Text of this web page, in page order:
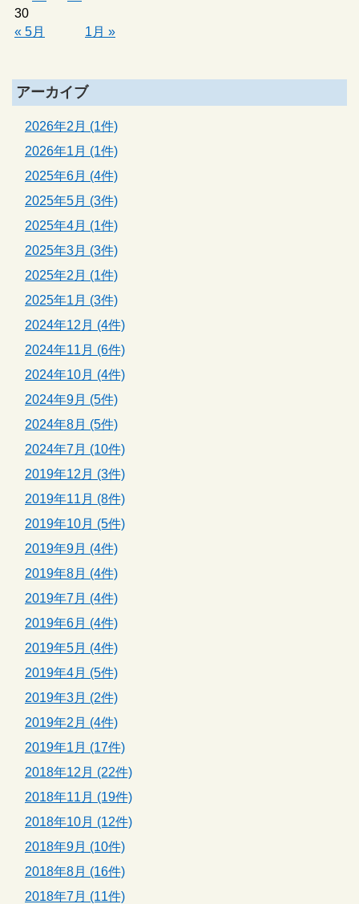
« 5月 1月 »
30
アーカイブ
2026年2月 (1件)
2026年1月 (1件)
2025年6月 (4件)
2025年5月 (3件)
2025年4月 (1件)
2025年3月 (3件)
2025年2月 (1件)
2025年1月 (3件)
2024年12月 (4件)
2024年11月 (6件)
2024年10月 (4件)
2024年9月 (5件)
2024年8月 (5件)
2024年7月 (10件)
2019年12月 (3件)
2019年11月 (8件)
2019年10月 (5件)
2019年9月 (4件)
2019年8月 (4件)
2019年7月 (4件)
2019年6月 (4件)
2019年5月 (4件)
2019年4月 (5件)
2019年3月 (2件)
2019年2月 (4件)
2019年1月 (17件)
2018年12月 (22件)
2018年11月 (19件)
2018年10月 (12件)
2018年9月 (10件)
2018年8月 (16件)
2018年7月 (11件)